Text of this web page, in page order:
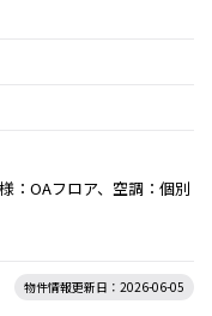
：OAフロア、空調：個別
物件情報更新日：2026-06-05